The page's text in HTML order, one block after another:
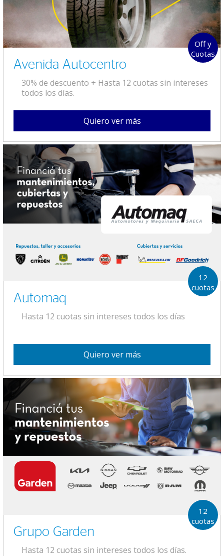
Off y
Cuotas
Avenida Autocentro
30% de descuento + Hasta 12 cuotas sin intereses
todos los días.
Quiero ver más
12
cuotas
Automaq
Hasta 12 cuotas sin intereses todos los días
Quiero ver más
12
cuotas
Grupo Garden
Hasta 12 cuotas sin intereses todos los días.